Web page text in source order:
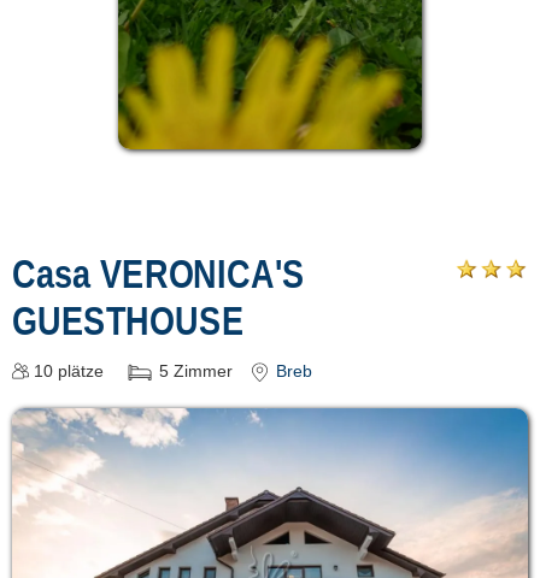
Casa VERONICA'S
GUESTHOUSE
10 plätze 5 Zimmer Breb